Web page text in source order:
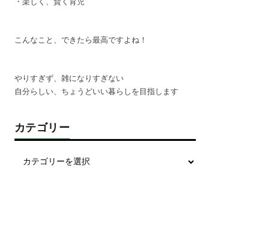
こんなこと、できたら最高ですよね！
やりすぎず、雑になりすぎない
自分らしい、ちょうどいい暮らしを目指します
カテゴリー